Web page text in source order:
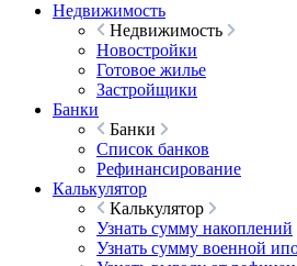
Недвижимость
Недвижимость
Новостройки
Готовое жилье
Застройщики
Банки
Банки
Список банков
Рефинансирование
Калькулятор
Калькулятор
Узнать сумму накоплений
Узнать сумму военной